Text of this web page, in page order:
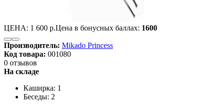
ЦЕНА: 1 600 р.Цена в бонусных баллах: 1600
Производитель: Mikado Princess
Код товара: 001080
0 отзывов
На складе
Каширка: 1
Беседы: 2